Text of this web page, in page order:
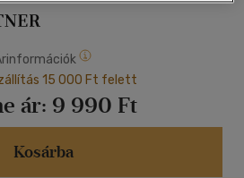
15 000 Ft felett
ár: 9 990 Ft
Kosárba